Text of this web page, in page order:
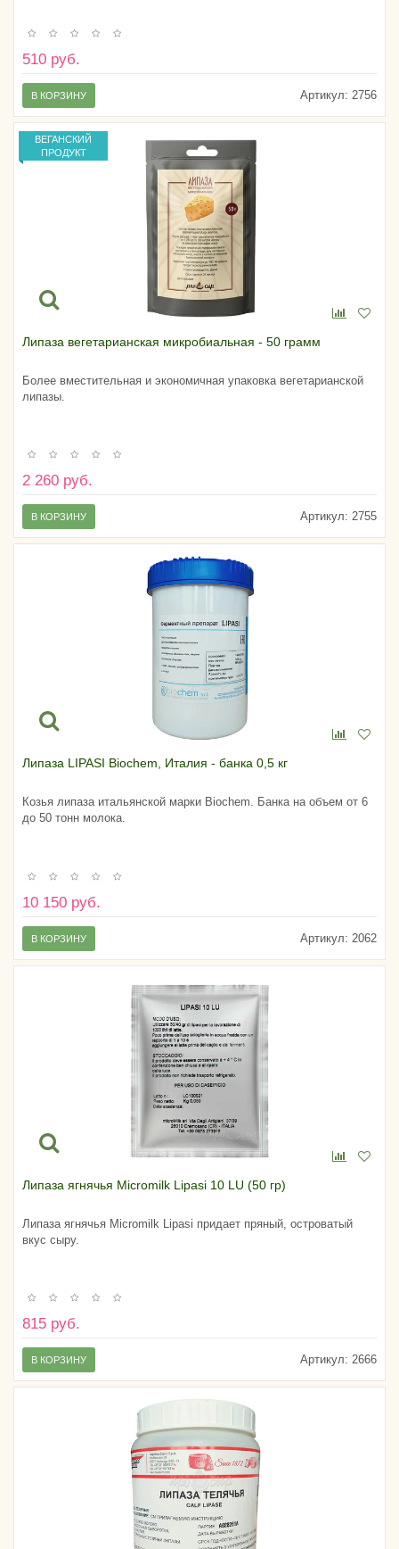
510 руб.
Артикул: 2756
В КОРЗИНУ
ВЕГАНСКИЙ
ПРОДУКТ
Липаза вегетарианская микробиальная - 50 грамм
Более вместительная и экономичная упаковка вегетарианской
липазы.
2 260 руб.
Артикул: 2755
В КОРЗИНУ
Липаза LIPASI Biochem, Италия - банка 0,5 кг
Козья липаза итальянской марки Biochem. Банка на объем от 6
до 50 тонн молока.
10 150 руб.
Артикул: 2062
В КОРЗИНУ
Липаза ягнячья Micromilk Lipasi 10 LU (50 гр)
Липаза ягнячья Micromilk Lipasi придает пряный, островатый
вкус сыру.
815 руб.
Артикул: 2666
В КОРЗИНУ